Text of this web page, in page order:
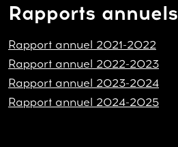
Rapports annuels
Rapport annuel 2021-2022
Rapport annuel 2022-2023
Rapport annuel 2023-2024
Rapport annuel 2024-2025